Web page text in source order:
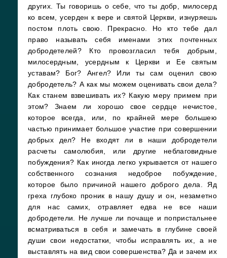
других. Ты говоришь о себе, что ты добр, милосерд
ко всем, усерден к вере и святой Церкви, изнуряешь
постом плоть свою. Прекрасно. Но кто тебе дал
право называть себя именами этих почтенных
добродетелей? Кто провозгласил тебя добрым,
милосердным, усердным к Церкви и Ее святым
уставам? Бог? Ангел? Или ты сам оценил свою
добродетель? А как мы можем оценивать свои дела?
Как станем взвешивать их? Какую меру примем при
этом? Знаем ли хорошо свое сердце нечистое,
которое всегда, или, по крайней мере большею
частью принимает большое участие при совершении
добрых дел? Не входят ли в наши добродетели
расчеты самолюбия, или другие неблаговидные
побуждения? Как иногда легко укрывается от нашего
собственного сознания недоброе побуждение,
которое было причиной нашего доброго дела. Яд
греха глубоко проник в нашу душу и он, незаметно
для нас самих, отравляет едва не все наши
добродетели. Не лучше ли почаще и попристальнее
всматриваться в себя и замечать в глубине своей
души свои недостатки, чтобы исправлять их, а не
выставлять на вид свои совершенства? Да и зачем их